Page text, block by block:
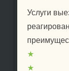
Услуги
★
★